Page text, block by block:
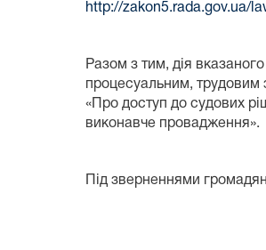
http://zakon5.rada.gov.ua/
Разом з тим, дія
процесуальним, трудовим
«Про доступ до судових
виконавче провадження».
Під зверненнями